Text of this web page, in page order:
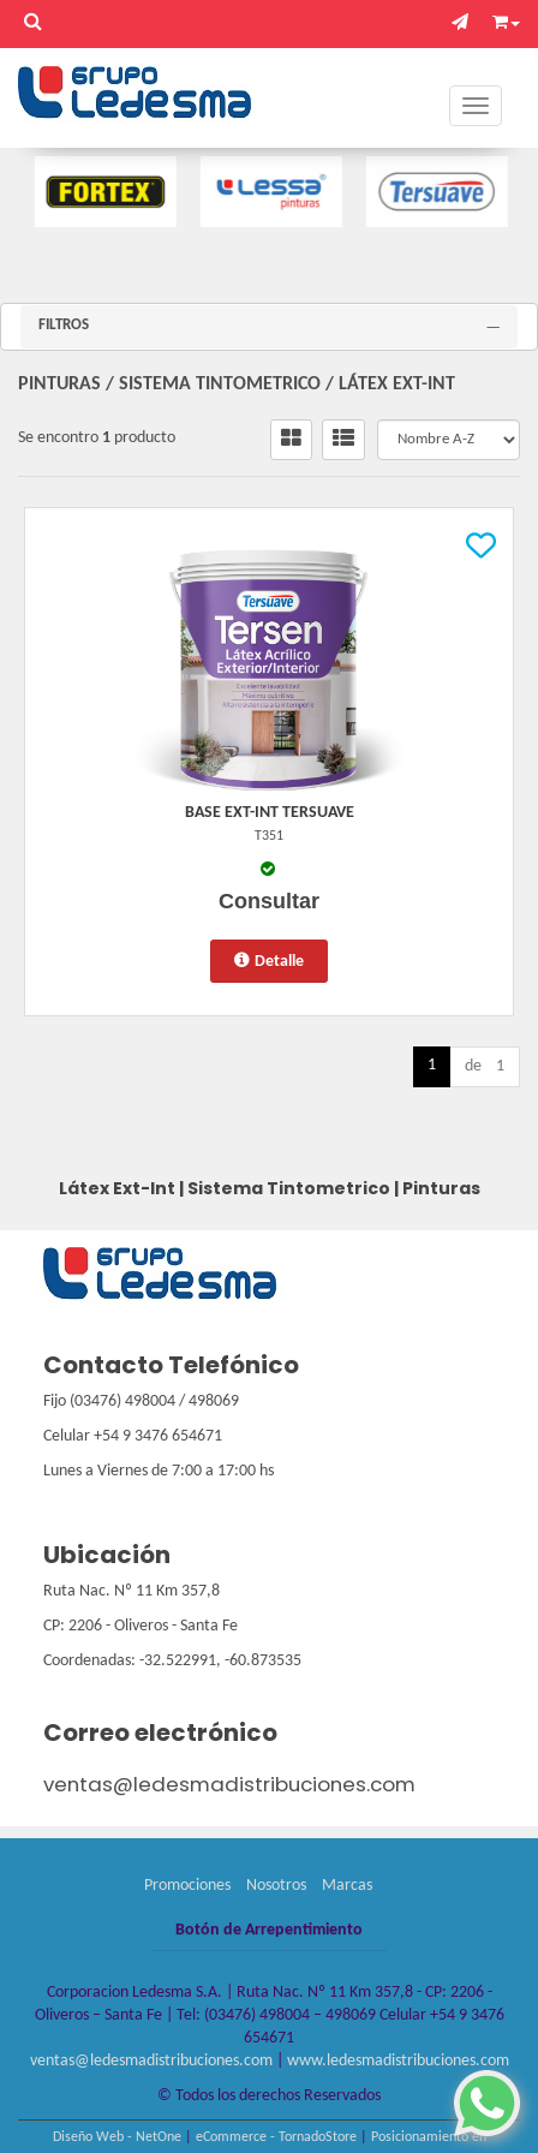
Toggle
FILTROS
PINTURAS / SISTEMA TINTOMETRICO / LÁTEX EXT-INT
Se encontro 1 producto
BASE EXT-INT TERSUAVE
T351
Consultar
Detalle
1 de 1
Látex Ext-Int | Sistema Tintometrico | Pinturas
Contacto Telefónico
Fijo (03476) 498004 / 498069
Celular +54 9 3476 654671
Lunes a Viernes de 7:00 a 17:00 hs
Ubicación
Ruta Nac. Nº 11 Km 357,8
CP: 2206 - Oliveros - Santa Fe
Coordenadas: -32.522991, -60.873535
Correo electrónico
ventas@ledesmadistribuciones.com
Promociones Nosotros Marcas
Botón de Arrepentimiento
Corporacion Ledesma S.A. | Ruta Nac. Nº 11 Km 357,8 - CP: 2206 -
Oliveros – Santa Fe | Tel: (03476) 498004 – 498069 Celular +54 9 3476
654671
ventas@ledesmadistribuciones.com| www.ledesmadistribuciones.com
© Todos los derechos Reservados
Diseño Web - NetOne| eCommerce - TornadoStore| Posicionamiento en